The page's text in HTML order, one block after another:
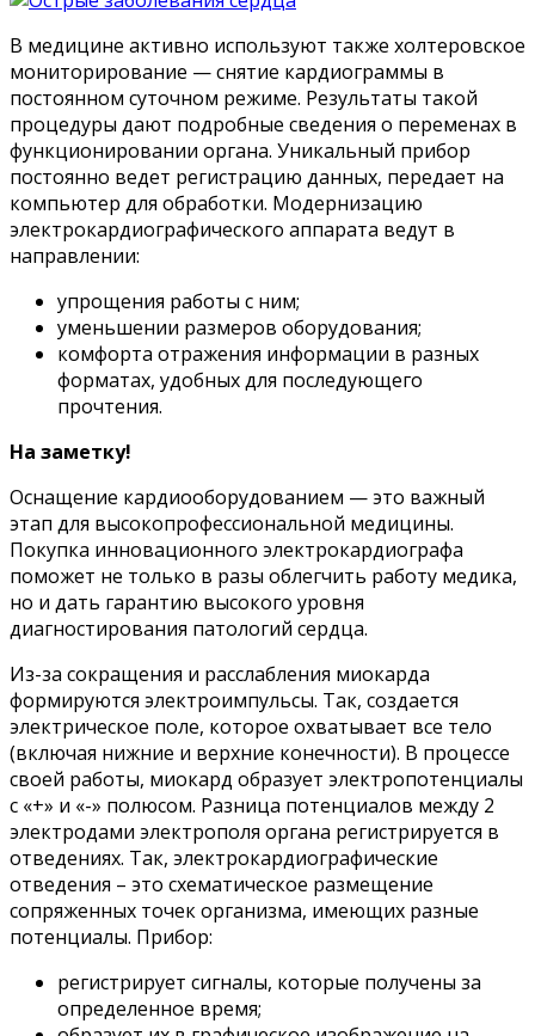
В медицине активно используют также холтеровское
мониторирование — снятие кардиограммы в
постоянном суточном режиме. Результаты такой
процедуры дают подробные сведения о переменах в
функционировании органа. Уникальный прибор
постоянно ведет регистрацию данных, передает на
компьютер для обработки. Модернизацию
электрокардиографического аппарата ведут в
направлении:
упрощения работы с ним;
уменьшении размеров оборудования;
комфорта отражения информации в разных
форматах, удобных для последующего
прочтения.
На заметку!
Оснащение кардиооборудованием — это важный
этап для высокопрофессиональной медицины.
Покупка инновационного электрокардиографа
поможет не только в разы облегчить работу медика,
но и дать гарантию высокого уровня
диагностирования патологий сердца.
Из-за сокращения и расслабления миокарда
формируются электроимпульсы. Так, создается
электрическое поле, которое охватывает все тело
(включая нижние и верхние конечности). В процессе
своей работы, миокард образует электропотенциалы
с «+» и «-» полюсом. Разница потенциалов между 2
электродами электрополя органа регистрируется в
отведениях. Так, электрокардиографические
отведения – это схематическое размещение
сопряженных точек организма, имеющих разные
потенциалы. Прибор:
регистрирует сигналы, которые получены за
определенное время;